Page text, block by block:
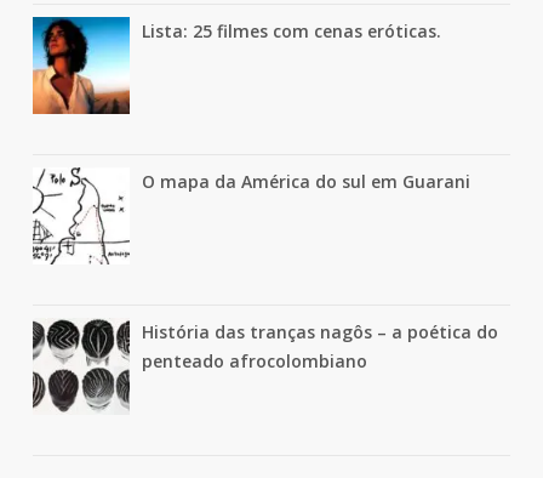
Lista: 25 filmes com cenas eróticas.
O mapa da América do sul em Guarani
História das tranças nagôs – a poética do
penteado afrocolombiano